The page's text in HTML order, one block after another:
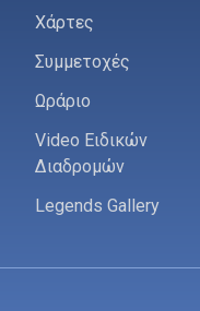
Χάρτες
Συμμετοχές
Ωράριο
Video Ειδικών
Διαδρομών
Legends Gallery